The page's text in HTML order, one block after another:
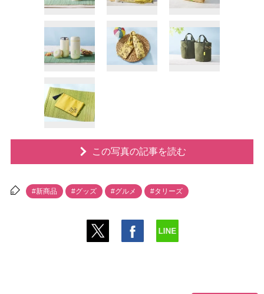
この写真の記事を読む
#新商品 #グッズ #グルメ #タリーズ